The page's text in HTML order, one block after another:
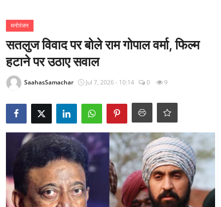
राज्य
अंतराष्ट्रीय
Epaper
लाइफस्टाइल
टेक
मनोरंजन
सतलुज विवाद पर बोले राम गोपाल वर्मा, फिल्म
हटाने पर उठाए सवाल
SaahasSamachar Jul 7, 2026 - 10:14 0 9